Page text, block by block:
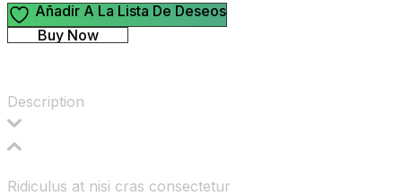
Añadir A La Lista De Deseos
Buy Now
Description
Ridiculus at nisi cras consectetur